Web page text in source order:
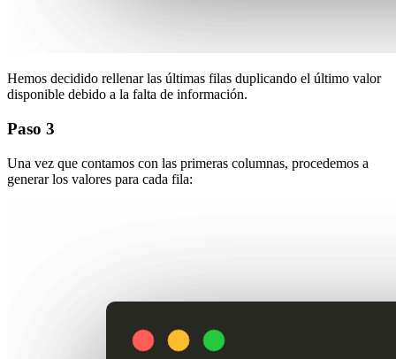
Hemos decidido rellenar las últimas filas duplicando el último valor
disponible debido a la falta de información.
Paso 3
Una vez que contamos con las primeras columnas, procedemos a
generar los valores para cada fila: